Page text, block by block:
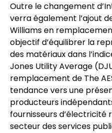
Outre le changement
verra également l’ajout
Williams en
objectif d’équilibrer la
des matériaux dans
Jones Utility Average
remplacement de The
tendance vers une
producteurs
fournisseurs d’électricité
secteur des services